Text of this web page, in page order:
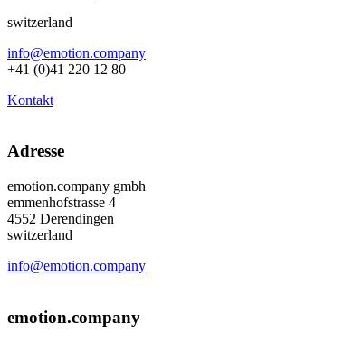
switzerland
info@emotion.company
+41 (0)41 220 12 80
Kontakt
Adresse
emotion.company gmbh
emmenhofstrasse 4
4552 Derendingen
switzerland
info@emotion.company
emotion.company